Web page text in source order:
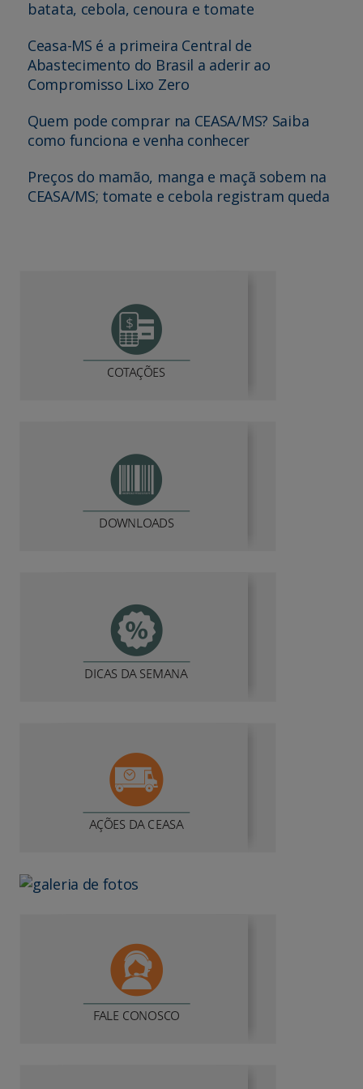
batata, cebola, cenoura e tomate
Ceasa-MS é a primeira Central de
Abastecimento do Brasil a aderir ao
Compromisso Lixo Zero
Quem pode comprar na CEASA/MS? Saiba
como funciona e venha conhecer
Preços do mamão, manga e maçã sobem na
CEASA/MS; tomate e cebola registram queda